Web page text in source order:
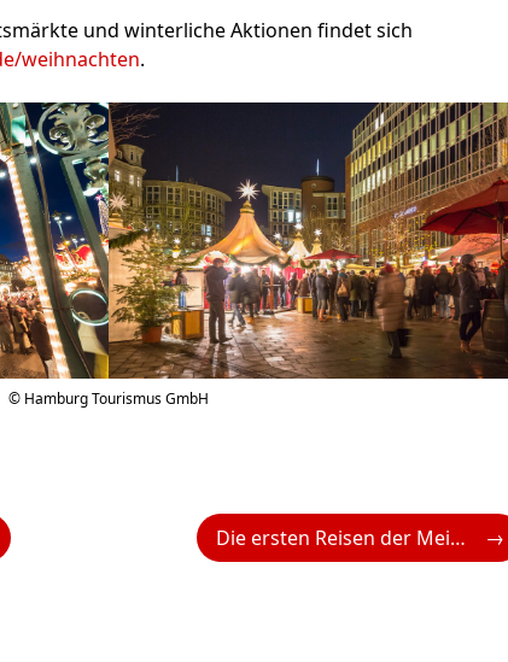
und winterliche Aktionen findet sich
weihnachten.
© Hamburg Tourismus GmbH
Die ersten Reisen der Mein Schiff Flow